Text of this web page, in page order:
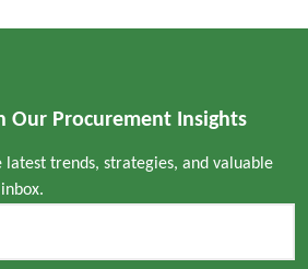
Our Procurement Insights
latest trends, strategies, and valuable